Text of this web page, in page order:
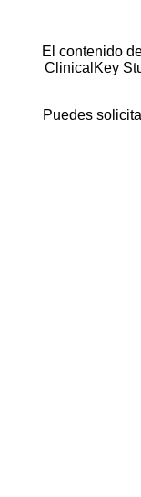
El contenido
ClinicalKey
Puedes